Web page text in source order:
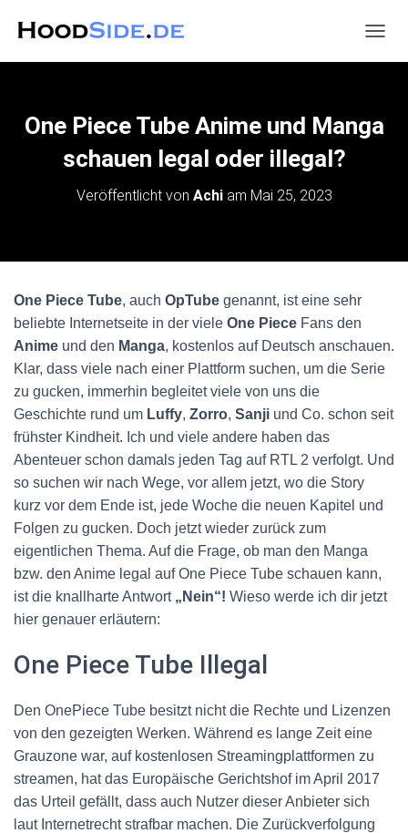
A
A
N
One Piece Tube Anime und Manga
schauen legal oder illegal?
Veröffentlicht von Achiam Mai 25, 2023
One Piece Tube, auch OpTube genannt, ist eine sehr
beliebte Internetseite in der viele One Piece Fans den
Anime und den Manga, kostenlos auf Deutsch anschauen.
Klar, dass viele nach einer Plattform suchen, um die Serie
zu gucken, immerhin begleitet viele von uns die
Geschichte rund um Luffy, Zorro, Sanji und Co. schon seit
frühster Kindheit. Ich und viele andere haben das
Abenteuer schon damals jeden Tag auf RTL 2 verfolgt. Und
so suchen wir nach Wege, vor allem jetzt, wo die Story
kurz vor dem Ende ist, jede Woche die neuen Kapitel und
Folgen zu gucken. Doch jetzt wieder zurück zum
eigentlichen Thema. Auf die Frage, ob man den Manga
bzw. den Anime legal auf One Piece Tube schauen kann,
ist die knallharte Antwort „Nein“! Wieso werde ich dir jetzt
hier genauer erläutern:
One Piece Tube Illegal
Den OnePiece Tube besitzt nicht die Rechte und Lizenzen
von den gezeigten Werken. Während es lange Zeit eine
Grauzone war, auf kostenlosen Streamingplattformen zu
streamen, hat das Europäische Gerichtshof im April 2017
das Urteil gefällt, dass auch Nutzer dieser Anbieter sich
laut Internetrecht strafbar machen. Die Zurückverfolgung